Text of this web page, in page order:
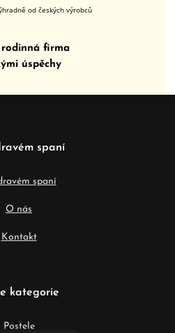
od českých výrobců
firma
úspěchy
spaní
spaní
O nás
Kontakt
kategorie
Postele